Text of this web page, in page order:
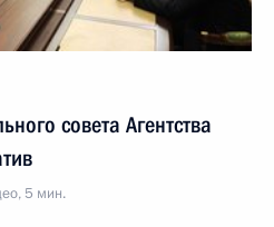
совета Агентства
5 мин.